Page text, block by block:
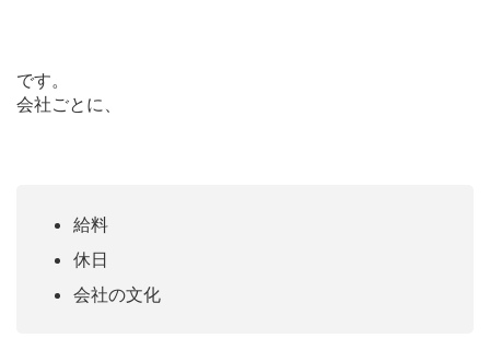
です。
会社ごとに、
給料
休日
会社の文化